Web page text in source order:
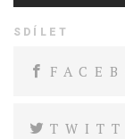
SDÍLET